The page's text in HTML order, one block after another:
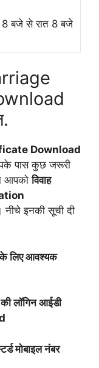
बजे से रात 8 बजे
Download
पास कुछ जरूरी
आपकोविवाह
इनकी सूची दी
के लिए आवश्यक
की लॉगिन आईडी
मोबाइल नंबर